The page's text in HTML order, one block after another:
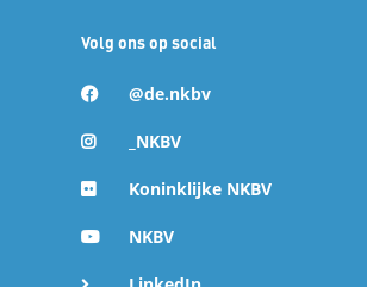
Volg ons op social
@de.nkbv
_NKBV
Koninklijke NKBV
NKBV